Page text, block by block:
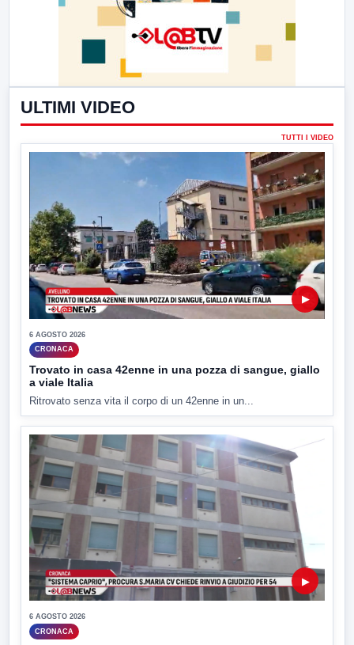
ULTIMI VIDEO
TUTTI I VIDEO
▶
6 AGOSTO 2026
CRONACA
Trovato in casa 42enne in una pozza di sangue, giallo
a viale Italia
Ritrovato senza vita il corpo di un 42enne in un...
▶
6 AGOSTO 2026
CRONACA